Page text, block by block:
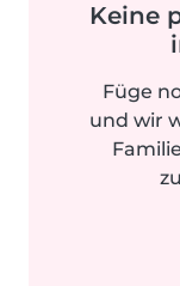
Keine
Füge
und wir